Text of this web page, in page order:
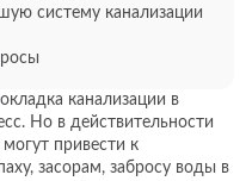
канализации в
Но в действительности
привести к
засорам, забросу воды в
систему канализации